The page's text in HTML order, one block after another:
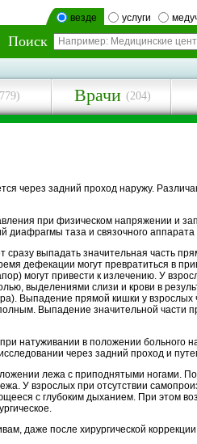
везде услуги
Поиск
Врачи (204)
задний проход наружу.
при физическом напряжении и
диафрагмы таза и связочного
выпадать значительная часть
дефекации могут превратиться в
могут привести к излечению. У
выделениями слизи и крови в
Выпадение прямой кишки у взрослых
Выпадение значительной части
натуживании в положении больного
через задний проход и
лежа с приподнятыми ногами.
У взрослых при отсутствии
с глубоким дыханием. При этом
даже после хирургической